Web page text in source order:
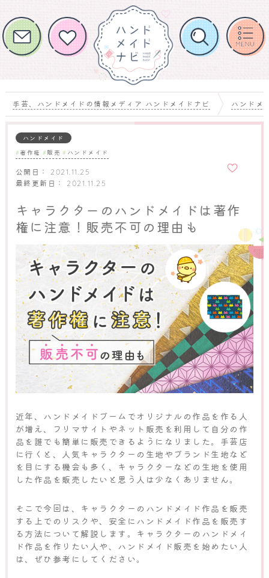
手芸、ハンドメイドの情報メディア ハンドメイドナビ ハンドメ
ハンドメイド
著作権 販売 ハンドメイド
公開日： 2021.11.25
最終更新日： 2021.11.25
入りに
キャラクターのハンドメイドは著作
権に注意！販売不可の理由も
近年、ハンドメイドブームでオリジナルの作品を作る人
が増え、フリマサイトやネット販売を利用して自分の作
品を誰でも簡単に販売できるようになりました。手芸店
に行くと、人気キャラクターの生地やブランド生地など
を目にする機会も多く、キャラクターなどの生地を使用
した作品を販売したいと思う人は少なくありません。
そこで今回は、キャラクターのハンドメイド作品を販売
する上でのリスクや、安全にハンドメイド作品を販売す
る方法について解説します。キャラクターのハンドメイ
ド作品を作りたい人や、ハンドメイド販売を始めたい人
は、ぜひ参考にしてください。